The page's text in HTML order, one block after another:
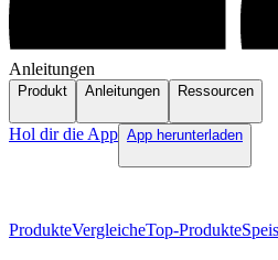
Anleitungen
Produkt Anleitungen Ressourcen
Hol dir die App App herunterladen
ProdukteVergleicheTop-Produkte